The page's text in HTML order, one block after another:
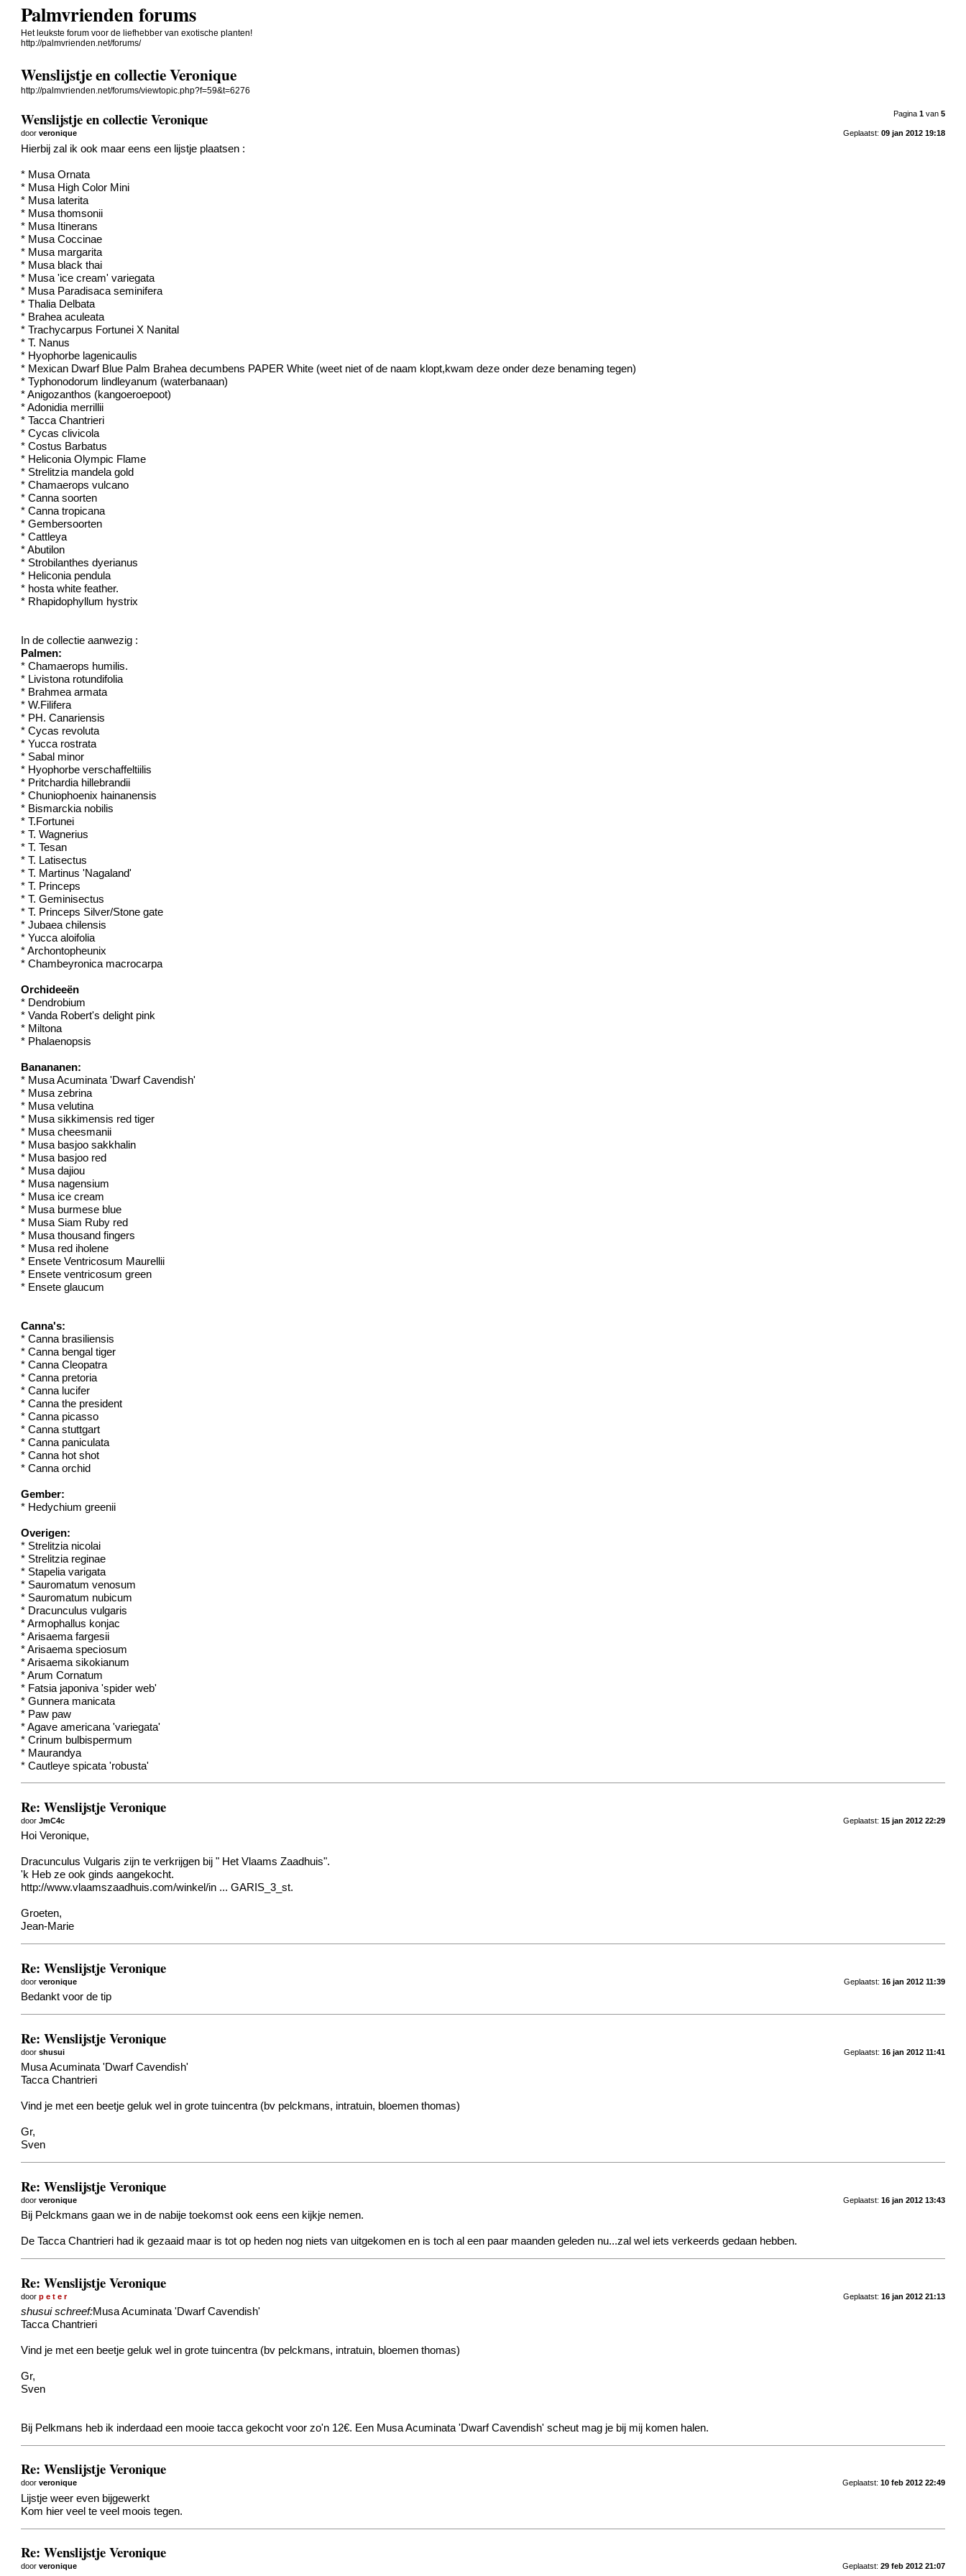
Palmvrienden forums
Het leukste forum voor de liefhebber van exotische planten!
http://palmvrienden.net/forums/
Wenslijstje en collectie Veronique
http://palmvrienden.net/forums/viewtopic.php?f=59&t=6276
Pagina 1van 5
Wenslijstje en collectie Veronique
Geplaatst: 09 jan 2012 19:18
doorveronique
Hierbij zal ik ook maar eens een lijstje plaatsen :
* Musa Ornata
* Musa High Color Mini
* Musa laterita
* Musa thomsonii
* Musa Itinerans
* Musa Coccinae
* Musa margarita
* Musa black thai
* Musa 'ice cream' variegata
* Musa Paradisaca seminifera
* Thalia Delbata
* Brahea aculeata
* Trachycarpus Fortunei X Nanital
* T. Nanus
* Hyophorbe lagenicaulis
* Mexican Dwarf Blue Palm Brahea decumbens PAPER White (weet niet of de naam klopt,kwam deze onder deze benaming tegen)
* Typhonodorum lindleyanum (waterbanaan)
* Anigozanthos (kangoeroepoot)
* Adonidia merrillii
* Tacca Chantrieri
* Cycas clivicola
* Costus Barbatus
* Heliconia Olympic Flame
* Strelitzia mandela gold
* Chamaerops vulcano
* Canna soorten
* Canna tropicana
* Gembersoorten
* Cattleya
* Abutilon
* Strobilanthes dyerianus
* Heliconia pendula
* hosta white feather.
* Rhapidophyllum hystrix
In de collectie aanwezig :
Palmen:
* Chamaerops humilis.
* Livistona rotundifolia
* Brahmea armata
* W.Filifera
* PH. Canariensis
* Cycas revoluta
* Yucca rostrata
* Sabal minor
* Hyophorbe verschaffeltiilis
* Pritchardia hillebrandii
* Chuniophoenix hainanensis
* Bismarckia nobilis
* T.Fortunei
* T. Wagnerius
* T. Tesan
* T. Latisectus
* T. Martinus 'Nagaland'
* T. Princeps
* T. Geminisectus
* T. Princeps Silver/Stone gate
* Jubaea chilensis
* Yucca aloifolia
* Archontopheunix
* Chambeyronica macrocarpa
Orchideeën
* Dendrobium
* Vanda Robert's delight pink
* Miltona
* Phalaenopsis
Banananen:
* Musa Acuminata 'Dwarf Cavendish'
* Musa zebrina
* Musa velutina
* Musa sikkimensis red tiger
* Musa cheesmanii
* Musa basjoo sakkhalin
* Musa basjoo red
* Musa dajiou
* Musa nagensium
* Musa ice cream
* Musa burmese blue
* Musa Siam Ruby red
* Musa thousand fingers
* Musa red iholene
* Ensete Ventricosum Maurellii
* Ensete ventricosum green
* Ensete glaucum
Canna's:
* Canna brasiliensis
* Canna bengal tiger
* Canna Cleopatra
* Canna pretoria
* Canna lucifer
* Canna the president
* Canna picasso
* Canna stuttgart
* Canna paniculata
* Canna hot shot
* Canna orchid
Gember:
* Hedychium greenii
Overigen:
* Strelitzia nicolai
* Strelitzia reginae
* Stapelia varigata
* Sauromatum venosum
* Sauromatum nubicum
* Dracunculus vulgaris
* Armophallus konjac
* Arisaema fargesii
* Arisaema speciosum
* Arisaema sikokianum
* Arum Cornatum
* Fatsia japoniva 'spider web'
* Gunnera manicata
* Paw paw
* Agave americana 'variegata'
* Crinum bulbispermum
* Maurandya
* Cautleye spicata 'robusta'
Re: Wenslijstje Veronique
Geplaatst: 15 jan 2012 22:29
doorJmC4c
Hoi Veronique,
Dracunculus Vulgaris zijn te verkrijgen bij " Het Vlaams Zaadhuis".
'k Heb ze ook ginds aangekocht.
http://www.vlaamszaadhuis.com/winkel/in ... GARIS_3_st.
Groeten,
Jean-Marie
Re: Wenslijstje Veronique
Geplaatst: 16 jan 2012 11:39
doorveronique
Bedankt voor de tip
Re: Wenslijstje Veronique
Geplaatst: 16 jan 2012 11:41
doorshusui
Musa Acuminata 'Dwarf Cavendish'
Tacca Chantrieri
Vind je met een beetje geluk wel in grote tuincentra (bv pelckmans, intratuin, bloemen thomas)
Gr,
Sven
Re: Wenslijstje Veronique
Geplaatst: 16 jan 2012 13:43
doorveronique
Bij Pelckmans gaan we in de nabije toekomst ook eens een kijkje nemen.
De Tacca Chantrieri had ik gezaaid maar is tot op heden nog niets van uitgekomen en is toch al een paar maanden geleden nu...zal wel iets verkeerds gedaan hebben.
Re: Wenslijstje Veronique
Geplaatst: 16 jan 2012 21:13
doorp e t e r
shusui schreef:Musa Acuminata 'Dwarf Cavendish'
Tacca Chantrieri
Vind je met een beetje geluk wel in grote tuincentra (bv pelckmans, intratuin, bloemen thomas)
Gr,
Sven
Bij Pelkmans heb ik inderdaad een mooie tacca gekocht voor zo'n 12€. Een Musa Acuminata 'Dwarf Cavendish' scheut mag je bij mij komen halen.
Re: Wenslijstje Veronique
Geplaatst: 10 feb 2012 22:49
doorveronique
Lijstje weer even bijgewerkt
Kom hier veel te veel moois tegen.
Re: Wenslijstje Veronique
Geplaatst: 29 feb 2012 21:07
doorveronique